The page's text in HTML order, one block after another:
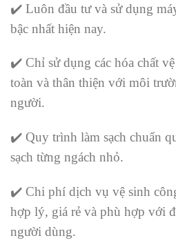
✔️ Luôn đầu tư và sử dụng
bậc nhất hiện nay.
✔️ Chỉ sử dụng các hóa chất
toàn và thân thiện với môi
người.
✔️ Quy trình làm sạch chuẩn
sạch từng ngách nhỏ.
✔️ Chi phí dịch vụ vệ sinh
hợp lý, giá rẻ và phù hợp với
người dùng.